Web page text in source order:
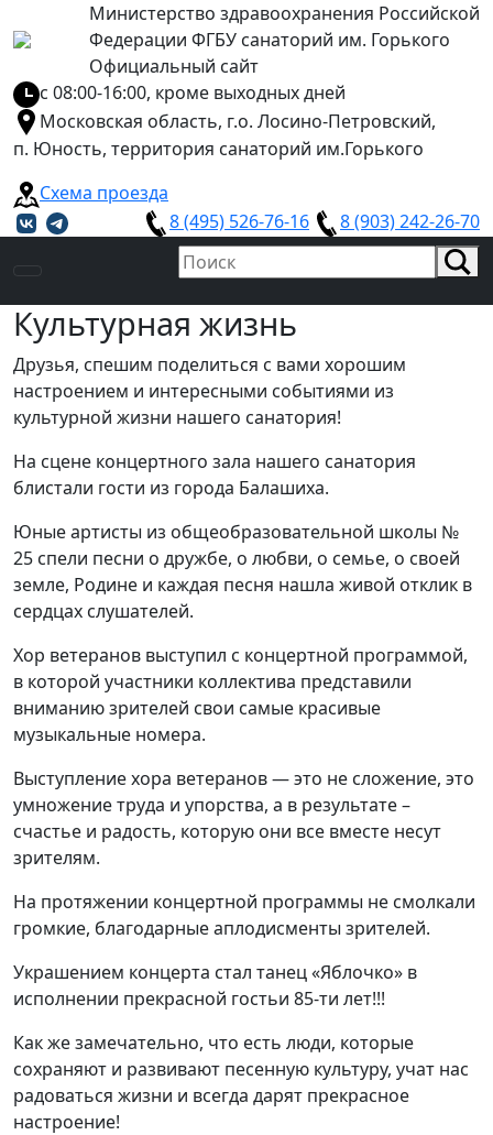
Министерство здравоохранения Российской
Федерации ФГБУ санаторий им. Горького
Официальный сайт
с 08:00-16:00, кроме выходных дней
Московская область, г.о. Лосино-Петровский,
п. Юность, территория санаторий им.Горького
Схема проезда
8 (495) 526-76-16
8 (903) 242-26-70
Культурная жизнь
Друзья, спешим поделиться с вами хорошим
настроением и интересными событиями из
культурной жизни нашего санатория!
На сцене концертного зала нашего санатория
блистали гости из города Балашиха.
Юные артисты из общеобразовательной школы №
25 спели песни о дружбе, о любви, о семье, о своей
земле, Родине и каждая песня нашла живой отклик в
сердцах слушателей.
Хор ветеранов выступил с концертной программой,
в которой участники коллектива представили
вниманию зрителей свои самые красивые
музыкальные номера.
Выступление хора ветеранов — это не сложение, это
умножение труда и упорства, а в результате –
счастье и радость, которую они все вместе несут
зрителям.
На протяжении концертной программы не смолкали
громкие, благодарные аплодисменты зрителей.
Украшением концерта стал танец «Яблочко» в
исполнении прекрасной гостьи 85-ти лет!!!
Как же замечательно, что есть люди, которые
сохраняют и развивают песенную культуру, учат нас
радоваться жизни и всегда дарят прекрасное
настроение!